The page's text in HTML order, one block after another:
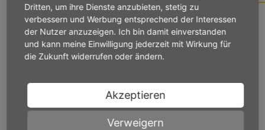
BAU UND IMMOBILIEN
Hessisches Grundsteuergesetz
Stellungnahme der VhU zum AfD-Gesetzentwurf zur
Änderung des Hessischen Grundsteuergesetzes
Dritten, um ihre Dienste anzubieten, stetig zu
verbessern und Werbung entsprechend der Interessen
der Nutzer anzuzeigen. Ich bin damit einverstanden
und kann meine Einwilligung jederzeit mit Wirkung für
die Zukunft widerrufen oder ändern.
Akzeptieren
Verweigern